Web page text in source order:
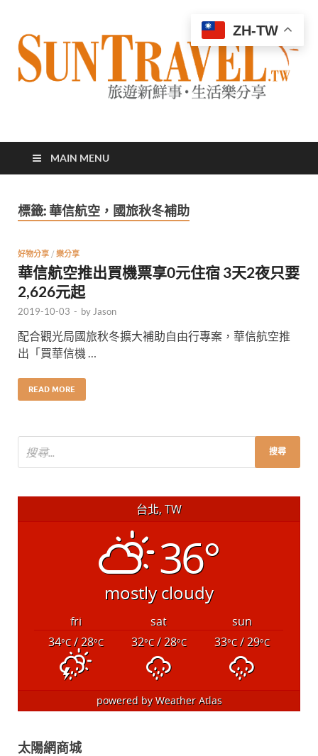
太陽網
MAIN MENU
標籤: 華信航空，國旅秋冬補助
好物分享 / 樂分享
華信航空推出買機票享0元住宿 3天2夜只要
2,626元起
2019-10-03 - by Jason
配合觀光局國旅秋冬擴大補助自由行專案，華信航空推
出「買華信機 …
READ MORE
台北, TW
36°
mostly cloudy
fri sat
sun
34°C/ 28°C 32°C/ 28°C 33°C/ 29°C
powered byWeather Atlas
太陽網商城
ZH-TW